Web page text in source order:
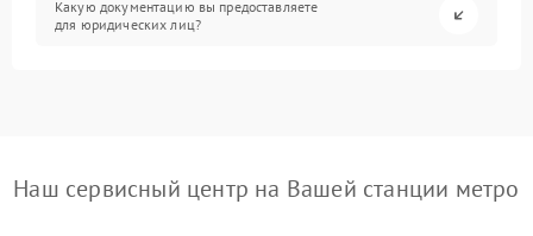
Какую документацию вы предоставляете
для юридических лиц?
Наш сервисный центр на Вашей станции метро